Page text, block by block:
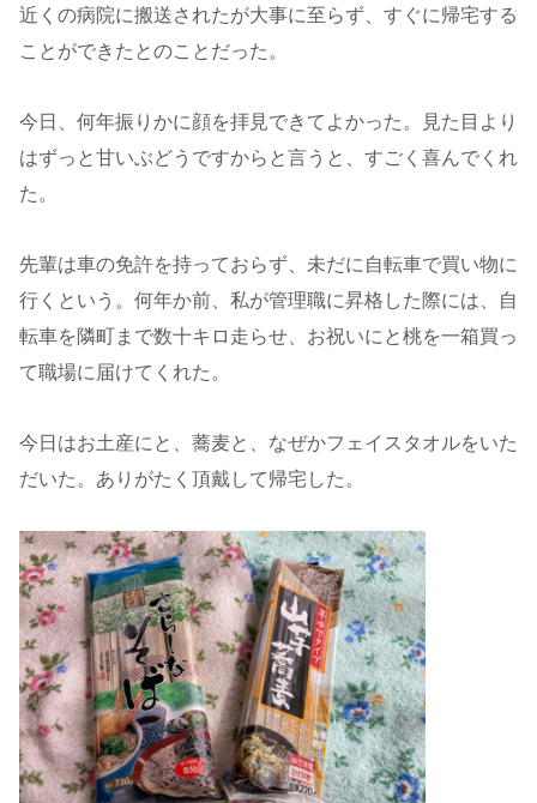
近くの病院に搬送されたが大事に至らず、すぐに帰宅する
ことができたとのことだった。
今日、何年振りかに顔を拝見できてよかった。見た目より
はずっと甘いぶどうですからと言うと、すごく喜んでくれ
た。
先輩は車の免許を持っておらず、未だに自転車で買い物に
行くという。何年か前、私が管理職に昇格した際には、自
転車を隣町まで数十キロ走らせ、お祝いにと桃を一箱買っ
て職場に届けてくれた。
今日はお土産にと、蕎麦と、なぜかフェイスタオルをいた
だいた。ありがたく頂戴して帰宅した。